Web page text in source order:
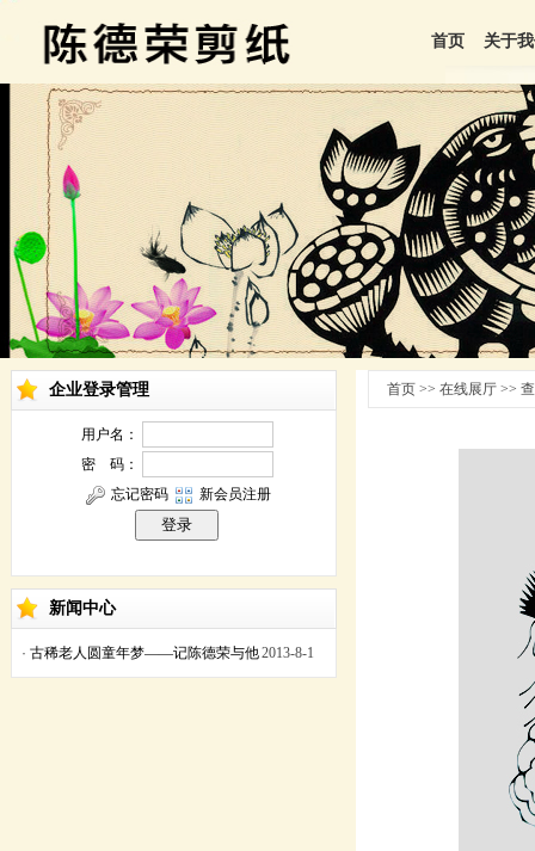
首页 关于
企业登录管理
新闻中心
2013-8-1
· 古稀老人圆童年梦——记陈德荣与他
的剪纸艺术
首页 >> 在线展厅 >>